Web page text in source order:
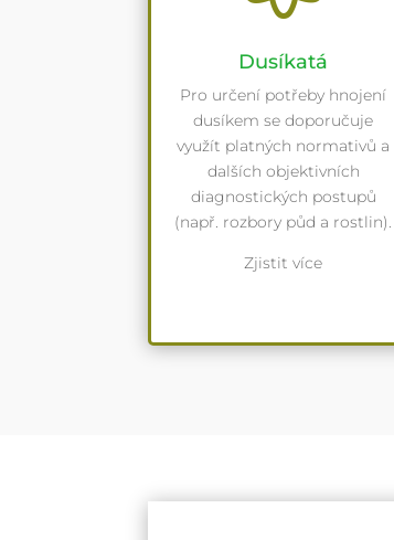
Dusíkatá
Pro určení potřeby hnojení
dusíkem se doporučuje
využít platných normativů a
dalších objektivních
diagnostických postupů
(např. rozbory půd a rostlin).
Zjistit více